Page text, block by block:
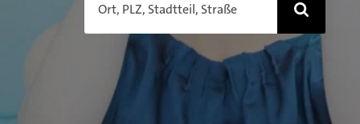
Ort, PLZ, Stadtteil, Straße